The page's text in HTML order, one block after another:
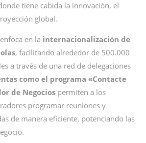
tiene cabida la innovación, el
global.
en la internacionalización de
, facilitando alrededor de 500.000
a través de una red de delegaciones
como el programa «Contacte
de Negocios permiten a los
programar reuniones y
de manera eficiente, potenciando las